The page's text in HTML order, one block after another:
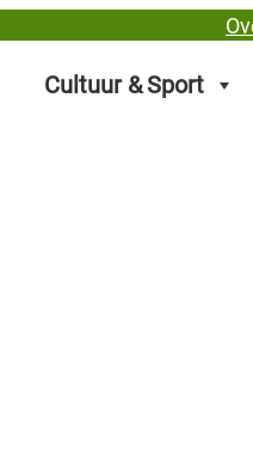
Cultuur & Sport